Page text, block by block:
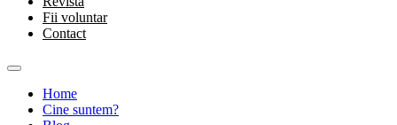
Fii voluntar
Contact
Home
Cine suntem?